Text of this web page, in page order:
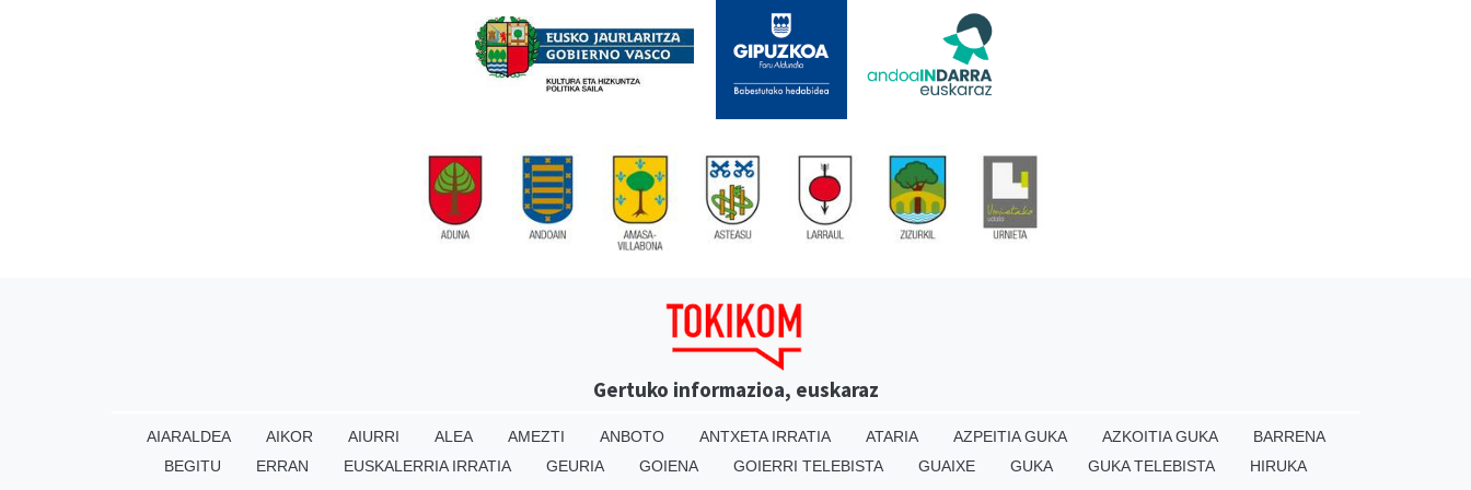
Gertuko informazioa, euskaraz
AIARALDEA AIKOR AIURRI ALEA AMEZTI ANBOTO ANTXETA IRRATIA ATARIA AZPEITIA GUKA AZKOITIA GUKA
BARRENA
BEGITU
ERRAN EUSKALERRIA IRRATIA GEURIA GOIENA GOIERRI TELEBISTA GUAIXE GUKA GUKA TELEBISTA
HIRUKA